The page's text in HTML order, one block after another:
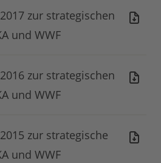
zur strategischen
und WWF
zur strategischen
und WWF
zur strategische
und WWF